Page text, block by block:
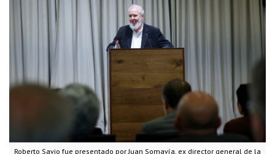
Roberto Savio fue presentado por Juan Somavía, ex director general de la